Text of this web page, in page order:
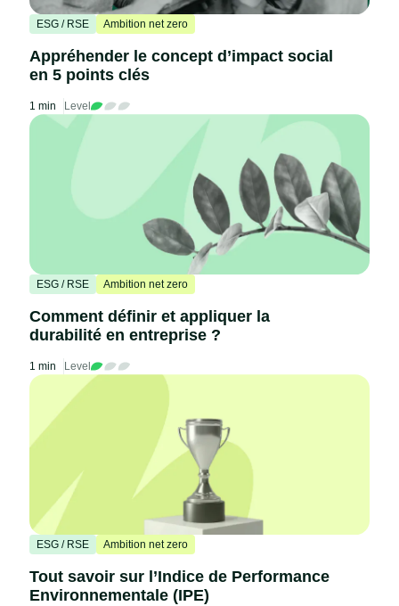
ESG / RSE Ambition net zero
Appréhender le concept d’impact social
en 5 points clés
1 min Level
ESG / RSE Ambition net zero
Comment définir et appliquer la
durabilité en entreprise ?
1 min Level
ESG / RSE Ambition net zero
Tout savoir sur l’Indice de Performance
Environnementale (IPE)